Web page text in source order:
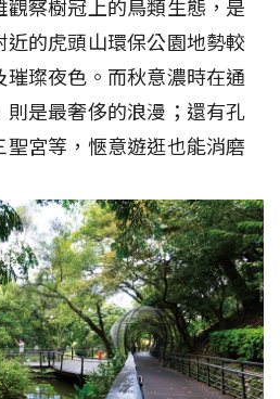
察樹冠上的鳥類生態，是
的虎頭山環保公園地勢較
璨夜色。而秋意濃時在通
是最奢侈的浪漫；還有孔
宮等，愜意遊逛也能消磨